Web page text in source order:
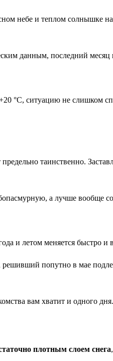
небе и теплом солнышке
данным, последний
°C, ситуацию не слишком
таинственно.
а лучше вообще
и летом меняется быстро
попутно в мае
вам хватит и одного дня.
плотным слоем снега